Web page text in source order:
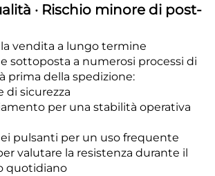
· Rischio minore di post-
vendita a lungo termine
sottoposta a numerosi processi di
prima della spedizione:
di sicurezza
per una stabilità operativa
pulsanti per un uso frequente
valutare la resistenza durante il
quotidiano